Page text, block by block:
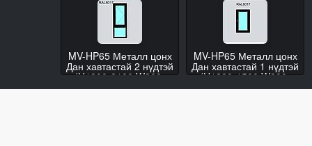
MV-HP65 Металл цонх
Дан хавтастай 2 нүдтэй
(H1800-2100 W800-
1100)
MV-HP65 Металл цонх
Дан хавтастай 1 нүдтэй
(H1200-1500 W800-
1100)